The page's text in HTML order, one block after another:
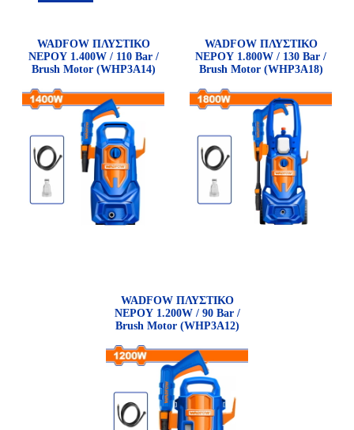
WADFOW ΠΛΥΣΤΙΚΟ
ΝΕΡΟΥ 1.400W / 110 Bar /
Brush Motor (WHP3A14)
WADFOW ΠΛΥΣΤΙΚΟ
ΝΕΡΟΥ 1.800W / 130 Bar /
Brush Motor (WHP3A18)
WADFOW ΠΛΥΣΤΙΚΟ
ΝΕΡΟΥ 1.200W / 90 Bar /
Brush Motor (WHP3A12)